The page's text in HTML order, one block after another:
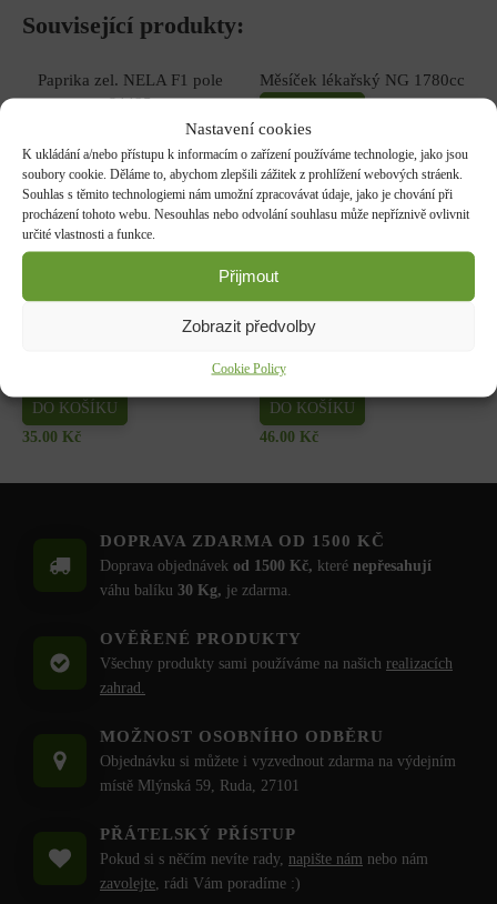
Nastavení cookies
K ukládání a/nebo přístupu k informacím o zařízení používáme technologie, jako jsou
soubory cookie. Děláme to, abychom zlepšili zážitek z prohlížení webových stráenk.
Souhlas s těmito technologiemi nám umožní zpracovávat údaje, jako je chování při
procházení tohoto webu. Nesouhlas nebo odvolání souhlasu může nepříznivě ovlivnit
určité vlastnosti a funkce.
Přijmout
Zobrazit předvolby
Cookie Policy
Související produkty:
Paprika zel. NELA F1 pole
64485
70.00Kč
Měsíček lékařský NG 1780cc
19.00Kč
Dobrá semena - Kiwano -
africká okurka 10s 2257
DO KOŠÍKU
Dobrá semena - Sója
3972
DO KOŠÍKU
velkozrnný bezlistý 50g 1048
DO KOŠÍKU
35.00 Kč
DO KOŠÍKU
46.00 Kč
DOPRAVA ZDARMA OD 1500 KČ
Doprava objednávek od 1500 Kč, které nepřesahují
váhu balíku 30 Kg, je zdarma.
OVĚŘENÉ PRODUKTY
Všechny produkty sami používáme na našich realizacích
zahrad.
MOŽNOST OSOBNÍHO ODBĚRU
Objednávku si můžete i vyzvednout zdarma na výdejním
místě Mlýnská 59, Ruda, 27101
PŘÁTELSKÝ PŘÍSTUP
Pokud si s něčím nevíte rady, napište nám nebo nám
zavolejte , rádi Vám poradíme :)